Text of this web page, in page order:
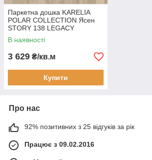
Паркетна дошка KARELIA
POLAR COLLECTION Ясен
STORY 138 LEGACY
1031314668500111
В наявності
3 629 ₴/кв.м
Купити
Про нас
92% позитивних з 25 відгуків за рік
Працює з 09.02.2016